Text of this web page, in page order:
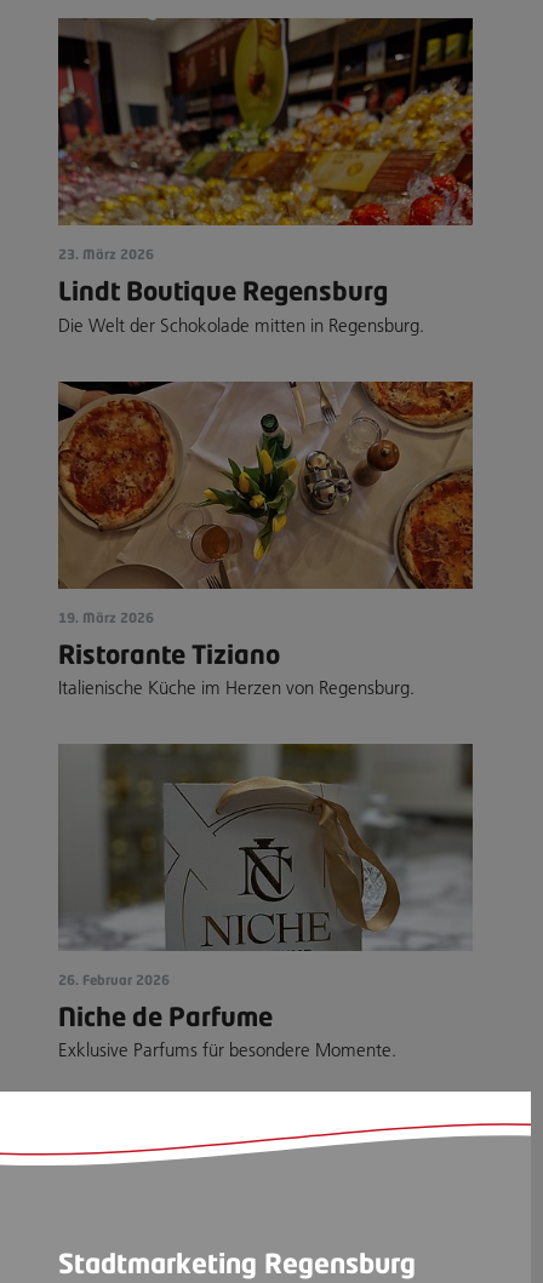
23. März 2026
Lindt Boutique Regensburg
Die Welt der Schokolade mitten in Regensburg.
19. März 2026
Ristorante Tiziano
Italienische Küche im Herzen von Regensburg.
26. Februar 2026
Niche de Parfume
Exklusive Parfums für besondere Momente.
Stadtmarketing Regensburg